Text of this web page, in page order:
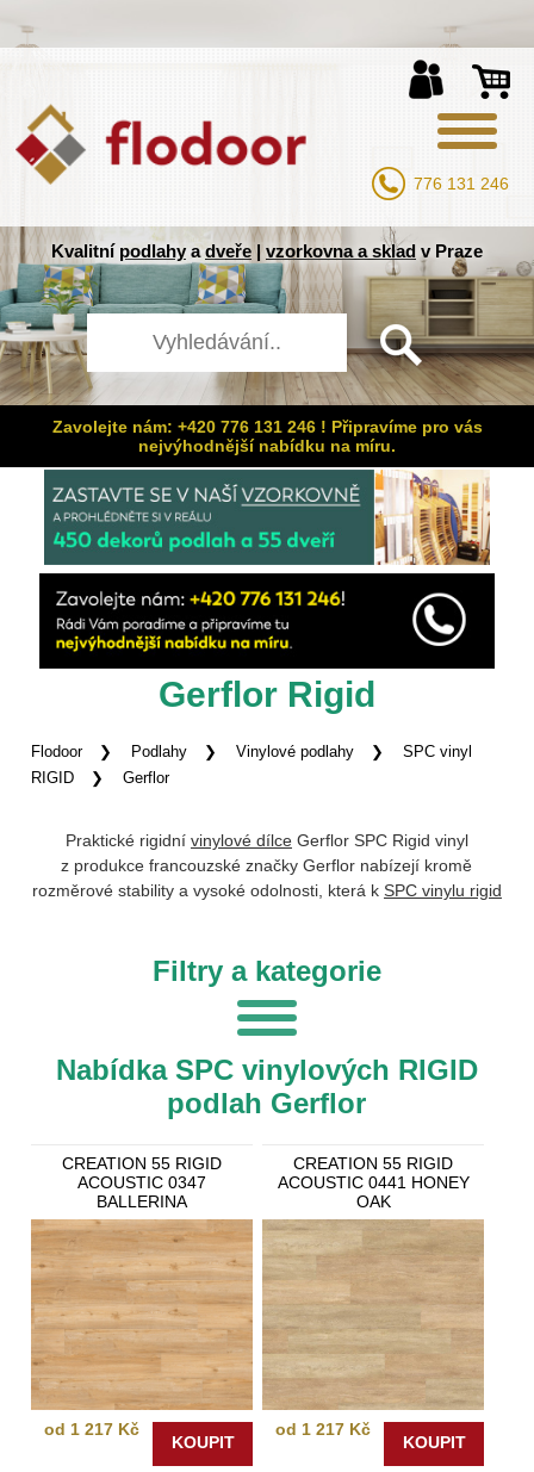
776 131 246
Kvalitní podlahyadveře| vzorkovna a sklad v Praze
Zavolejte nám: +420 776 131 246 ! Připravíme pro vás
nejvýhodnější nabídku na míru.
Gerflor Rigid
Flodoor Podlahy Vinylové podlahy
SPC vinyl
RIGID
Gerflor
Praktické rigidní vinylové dílceGerflor SPC Rigid vinyl
z produkce francouzské značky Gerflor nabízejí kromě
rozměrové stability a vysoké odolnosti, která k SPC vinylu rigid
opotřebení oceníte všude tam, kde jsou napodlahu
vysoké nároky. Příjemná je také pokládka plovoucím
zámkovou podlahu
vinyl můžete položit sami.Široká nabídka
připravena on-line i vpražské vzorkovně, kde vás po
předchozí telefonické domluvě rádi uvítáme. Našim
odborníkům můžete také svěřitpokládkuvinylových podlah
Filtry a kategorie
Nabídka SPC vinylových RIGID
podlah Gerflor
CREATION 55 RIGID
ACOUSTIC 0347
BALLERINA
od 1 217 Kč
KOUPIT
CREATION 55 RIGID
ACOUSTIC 0441 HONEY
OAK
od 1 217 Kč
KOUPIT